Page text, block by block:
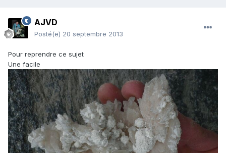
AJVD
Posté(e) 20 septembre 2013
Pour reprendre ce sujet
Une facile